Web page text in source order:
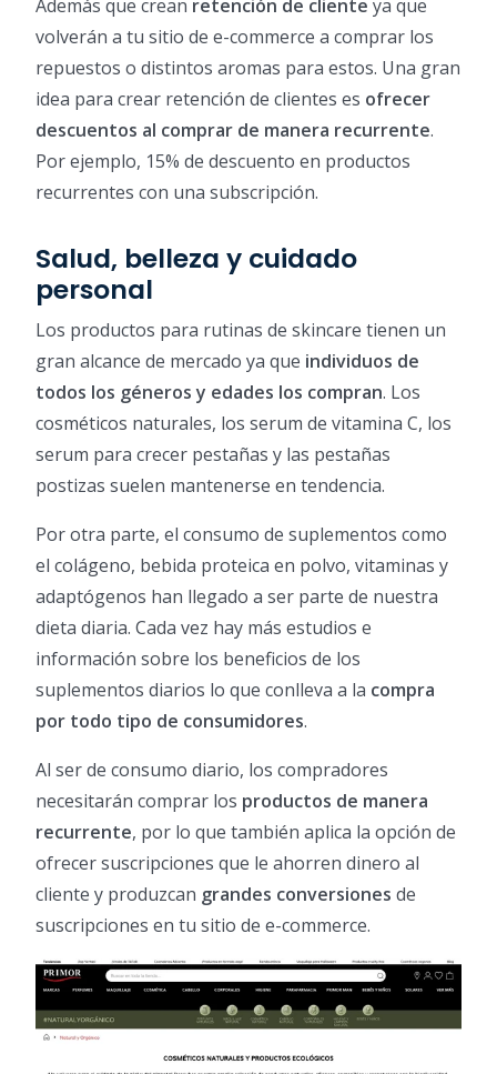
Además que crean retención de cliente ya que
volverán a tu sitio de e-commerce a comprar los
repuestos o distintos aromas para estos. Una gran
idea para crear retención de clientes es ofrecer
descuentos al comprar de manera recurrente.
Por ejemplo, 15% de descuento en productos
recurrentes con una subscripción.
Salud, belleza y cuidado
personal
Los productos para rutinas de skincare tienen un
gran alcance de mercado ya que individuos de
todos los géneros y edades los compran. Los
cosméticos naturales, los serum de vitamina C, los
serum para crecer pestañas y las pestañas
postizas suelen mantenerse en tendencia.
Por otra parte, el consumo de suplementos como
el colágeno, bebida proteica en polvo, vitaminas y
adaptógenos han llegado a ser parte de nuestra
dieta diaria. Cada vez hay más estudios e
información sobre los beneficios de los
suplementos diarios lo que conlleva a la compra
por todo tipo de consumidores.
Al ser de consumo diario, los compradores
necesitarán comprar los productos de manera
recurrente, por lo que también aplica la opción de
ofrecer suscripciones que le ahorren dinero al
cliente y produzcan grandes conversiones de
suscripciones en tu sitio de e-commerce.